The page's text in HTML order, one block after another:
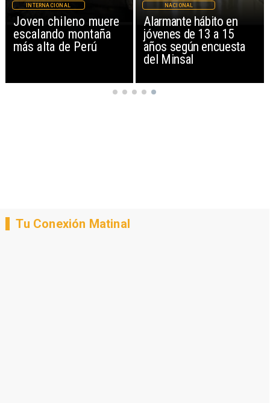
Joven chileno muere
escalando montaña
más alta de Perú
INTERNACIONAL
Alarmante hábito en
jóvenes de 13 a 15
años según encuesta
del Minsal
NACIONAL
Tu Conexión Matinal